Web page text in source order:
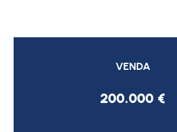
VENDA
200.000 €